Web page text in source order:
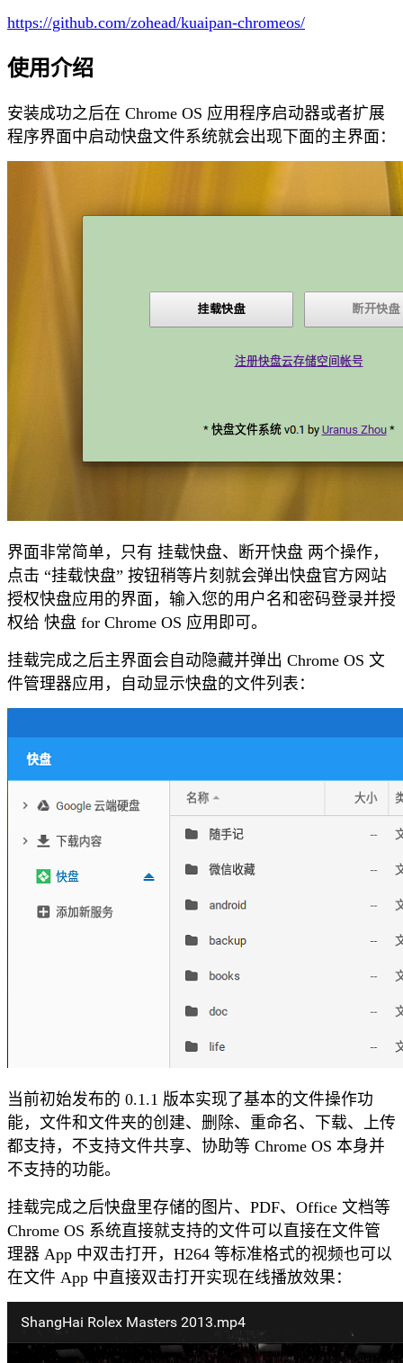
https://github.com/zohead/kuaipan-chromeos/
使用介绍
安装成功之后在 Chrome OS 应用程序启动器或者扩展
程序界面中启动快盘文件系统就会出现下面的主界面：
界面非常简单，只有 挂载快盘、断开快盘 两个操作，
点击 “挂载快盘” 按钮稍等片刻就会弹出快盘官方网站
授权快盘应用的界面，输入您的用户名和密码登录并授
权给 快盘 for Chrome OS 应用即可。
挂载完成之后主界面会自动隐藏并弹出 Chrome OS 文
件管理器应用，自动显示快盘的文件列表：
当前初始发布的 0.1.1 版本实现了基本的文件操作功
能，文件和文件夹的创建、删除、重命名、下载、上传
都支持，不支持文件共享、协助等 Chrome OS 本身并
不支持的功能。
挂载完成之后快盘里存储的图片、PDF、Office 文档等
Chrome OS 系统直接就支持的文件可以直接在文件管
理器 App 中双击打开，H264 等标准格式的视频也可以
在文件 App 中直接双击打开实现在线播放效果：